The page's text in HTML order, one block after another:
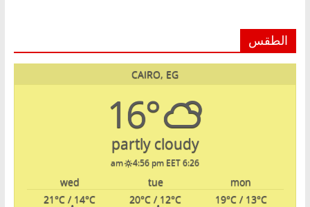
الطقس
CAIRO, EG
16°
partly cloudy
6:26 am
4:56 pm EET
mon
tue
wed
19°C/ 13°C
20°C / 12°C
21°C / 14°C